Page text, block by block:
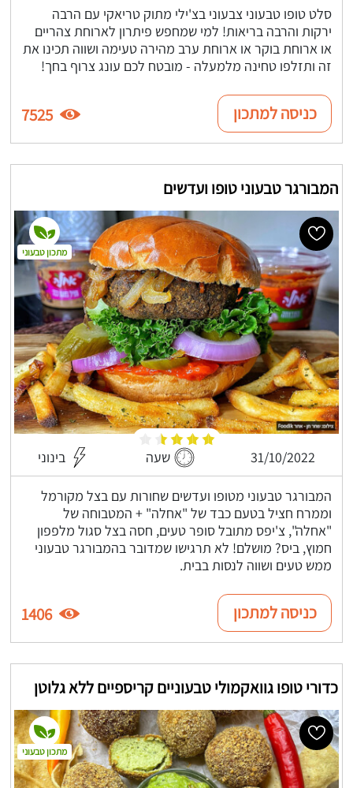
סלט טופו טבעוני צבעוני בצ'ילי מתוק טריאקי עם הרבה
ירקות והרבה בריאות! למי שמחפש פיתרון לארוחת צהריים
או ארוחת בוקר או ארוחת ערב מהירה טעימה ושווה תכינו את
זה ותזלפו טחינה מלמעלה - מובטח לכם עונג צרוף בחך!
כניסה למתכון 7525
המבורגר טבעוני טופו ועדשים
31/10/2022 שעה בינוני
המבורגר טבעוני מטופו ועדשים שחורות עם בצל מקורמל
וממרח חציל בטעם כבד של "אחלה" + המטבוחה של
"אחלה", צ'יפס מתובל סופר טעים, חסה בצל סגול מלפפון
חמוץ, ביס? מושלם! לא תרגישו שמדובר בהמבורגר טבעוני
ממש טעים ושווה לנסות בבית.
מתכון טבעוני
כניסה למתכון 1406
כדורי טופו גוואקמולי טבעוניים קריספיים ללא גלוטן
מתכון טבעוני